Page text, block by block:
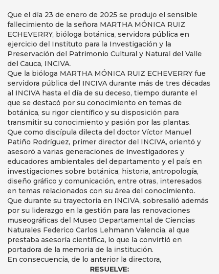
Que el día 23 de enero de 2025 se produjo el sensible
fallecimiento de la señora MARTHA MÓNICA RUIZ
ECHEVERRY, bióloga botánica, servidora pública en
ejercicio del Instituto para la Investigación y la
Preservación del Patrimonio Cultural y Natural del Valle
del Cauca, INCIVA.
Que la bióloga MARTHA MÓNICA RUIZ ECHEVERRY fue
servidora pública del INCIVA durante más de tres décadas
al INCIVA hasta el día de su deceso, tiempo durante el
que se destacó por su conocimiento en temas de
botánica, su rigor científico y su disposición para
transmitir su conocimiento y pasión por las plantas.
Que como discípula dilecta del doctor Víctor Manuel
Patiño Rodríguez, primer director del INCIVA, orientó y
asesoró a varias generaciones de investigadores y
educadores ambientales del departamento y el país en
investigaciones sobre botánica, historia, antropología,
diseño gráfico y comunicación, entre otras, interesados
en temas relacionados con su área del conocimiento.
Que durante su trayectoria en INCIVA, sobresalió además
por su liderazgo en la gestión para las renovaciones
museográficas del Museo Departamental de Ciencias
Naturales Federico Carlos Lehmann Valencia, al que
prestaba asesoría científica, lo que la convirtió en
portadora de la memoria de la institución.
En consecuencia, de lo anterior la directora,
RESUELVE: